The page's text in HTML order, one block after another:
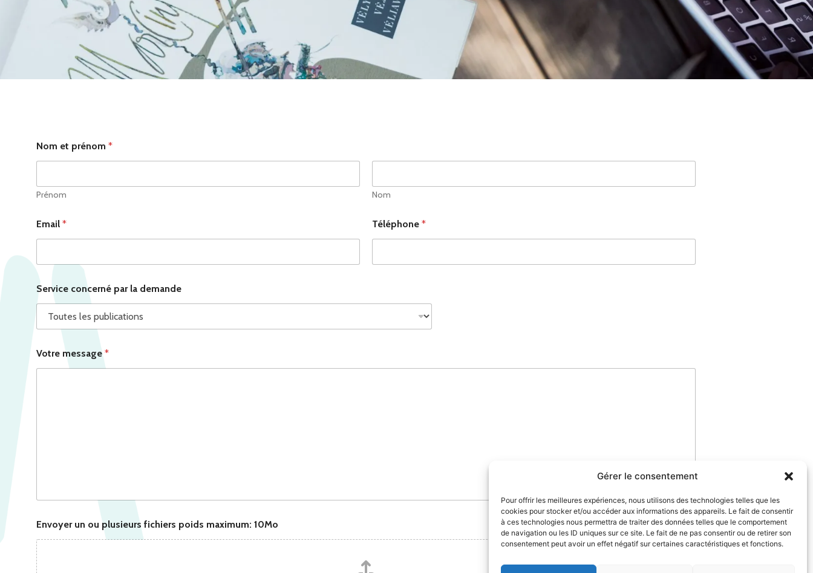
Gérer le consentement
Pour offrir les meilleures expériences, nous utilisons des technologies telles que les
cookies pour stocker et/ou accéder aux informations des appareils. Le fait de consentir
à ces technologies nous permettra de traiter des données telles que le comportement
de navigation ou les ID uniques sur ce site. Le fait de ne pas consentir ou de retirer son
consentement peut avoir un effet négatif sur certaines caractéristiques et fonctions.
Nom et prénom *
Prénom Nom
Email * Téléphone *
Service concerné par la demande
Votre message*
Envoyer un ou plusieurs fichiers poids maximum: 10Mo